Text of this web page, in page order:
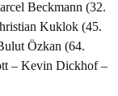
Beckmann (32.
Kuklok (45.
Özkan (64.
– Kevin Dickhof –